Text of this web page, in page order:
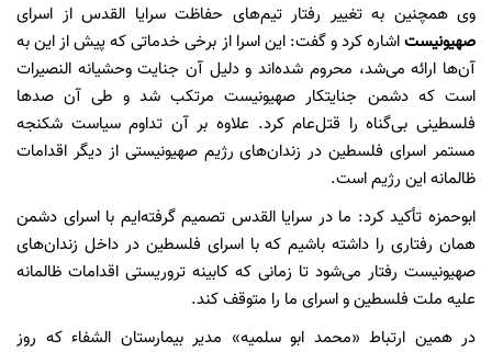
وی همچنین به تغییر رفتار تیم‌های حفاظت سرایا القدس از اسرای
صهیونیستاشاره کرد و گفت: این اسرا از برخی خدماتی که پیش از این به
آن‌ها ارائه می‌شد، محروم شده‌اند و دلیل آن جنایت وحشیانه النصیرات
است که دشمن جنایتکار صهیونیست مرتکب شد و طی آن صدها
فلسطینی بی‌گناه را قتل‌عام کرد. علاوه بر آن تداوم سیاست شکنجه
مستمر اسرای فلسطین در زندان‌های رژیم صهیونیستی از دیگر اقدامات
ظالمانه این رژیم است.
ابوحمزه تأکید کرد: ما در سرایا القدس تصمیم گرفته‌ایم با اسرای دشمن
همان رفتاری را داشته باشیم که با اسرای فلسطین در داخل زندان‌های
صهیونیست رفتار می‌شود تا زمانی که کابینه تروریستی اقدامات ظالمانه
علیه ملت فلسطین و اسرای ما را متوقف کند.
در همین ارتباط «محمد ابو سلمیه» مدیر بیمارستان الشفاء که روز